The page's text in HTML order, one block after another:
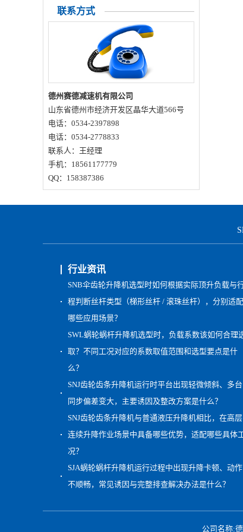
完整排查解决办法是什么？
联系方式
德州赛德减速机有限公司
山东省德州市经济开发区晶华大道566号
电话：0534-2397898
电话：0534-2778833
联系人：王经理
手机：18561177779
QQ：158387386
行业资讯
SNB伞齿轮升降机选型时如何根据实际顶升负载与
程判断丝杆类型（梯形丝杆 / 滚珠丝杆），分别适配
哪些应用场景？
SWL蜗轮蜗杆升降机选型时，负载系数该如何合理
取？不同工况对应的系数取值范围和选型要点是什
么？
SNJ齿轮齿条升降机运行时平台出现轻微倾斜、多台
同步偏差变大，主要诱因及整改方案是什么？
SNJ齿轮齿条升降机与普通液压升降机相比，在高层
连续升降作业场景中具备哪些优势，适配哪些具体
况？
SJA蜗轮蜗杆升降机运行过程中出现升降卡顿、动作
不顺畅，常见诱因与完整排查解决办法是什么？
公司名称: